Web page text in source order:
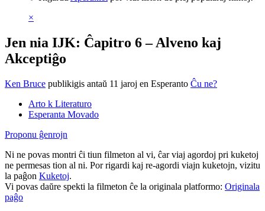
×
Jen nia IJK: Ĉapitro 6 – Alveno kaj
Akceptiĝo
Ken Bruce publikigis antaŭ 11 jaroj en Esperanto Ĉu ne?
Arto k Literaturo
Esperanta Movado
Proponu ĝenrojn
Ni ne povas montri ĉi tiun filmeton al vi, ĉar viaj agordoj pri kuketoj
ne permesas tion al ni. Por rigardi kaj re-agordi viajn kuketojn, vizitu
la paĝon Kuketoj.
Vi povas daŭre spekti la filmeton ĉe la originala platformo: Originala
paĝo